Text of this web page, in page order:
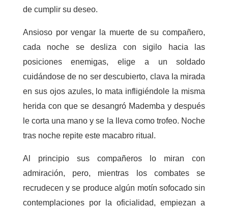
de cumplir su deseo.
Ansioso por vengar la muerte de su compañero,
cada noche se desliza con sigilo hacia las
posiciones enemigas, elige a un soldado
cuidándose de no ser descubierto, clava la mirada
en sus ojos azules, lo mata infligiéndole la misma
herida con que se desangró Mademba y después
le corta una mano y se la lleva como trofeo. Noche
tras noche repite este macabro ritual.
Al principio sus compañeros lo miran con
admiración, pero, mientras los combates se
recrudecen y se produce algún motín sofocado sin
contemplaciones por la oficialidad, empiezan a